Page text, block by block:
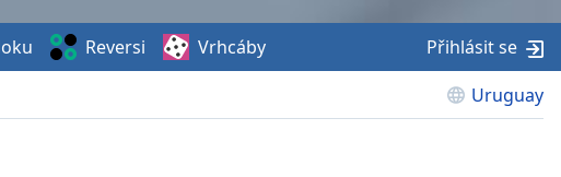
Uruguay
Reversi Vrhcáby Přihlásit se